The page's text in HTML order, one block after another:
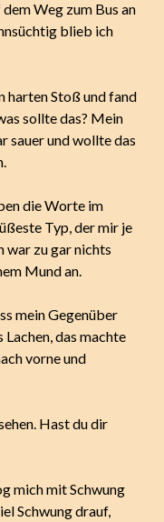
Weg zum Bus an
blieb ich
harten Stoß und fand
sollte das? Mein
sauer und wollte das
die Worte im
Typ, der mir je
war zu gar nichts
Mund an.
mein Gegenüber
das machte
vorne und
Hast du dir
mich mit Schwung
Schwung drauf,